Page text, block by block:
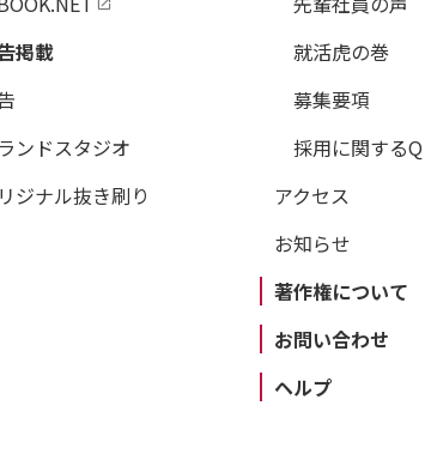
掲載
ンドスタジオ
ジナル抜き刷り
就活虎の巻
募集要項
採用に関する
アクセス
お知らせ
著作権について
お問い合わせ
ヘルプ